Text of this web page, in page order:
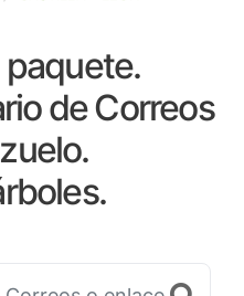
paquete.
de Correos